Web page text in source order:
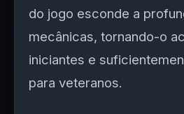
do jogo esconde a
mecânicas, tornando-o
iniciantes e
para veteranos.